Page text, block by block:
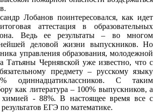
Лобанов поинтересовался, как идет
аттестация в образовательных
Ведь ее результаты – во многом
деловой жизни выпускников. Но
управления образования, молодежной
Татьяны Чернявской уже известно, что с
предмету – русскому языку
одиннадцатиклассников. С таким
как литература – 100% выпускников, а
- 88%. В настоящее время все с
ЕГЭ по математике.